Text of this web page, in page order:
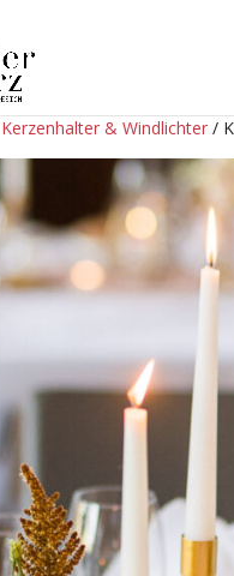
Kerzenhalter & Windlichter /